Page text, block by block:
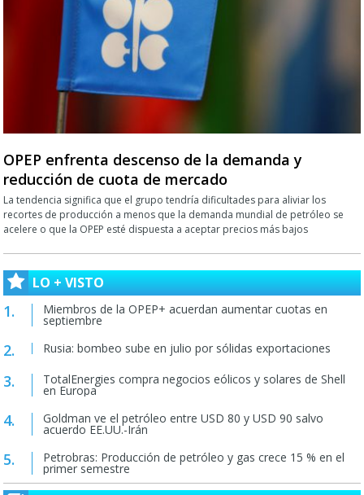
OPEP enfrenta descenso de la demanda y
reducción de cuota de mercado
La tendencia significa que el grupo tendría dificultades para aliviar los
recortes de producción a menos que la demanda mundial de petróleo se
acelere o que la OPEP esté dispuesta a aceptar precios más bajos
LO + VISTO
Miembros de la OPEP+ acuerdan aumentar cuotas en
septiembre
Rusia: bombeo sube en julio por sólidas exportaciones
TotalEnergies compra negocios eólicos y solares de Shell
en Europa
Goldman ve el petróleo entre USD 80 y USD 90 salvo
acuerdo EE.UU.-Irán
Petrobras: Producción de petróleo y gas crece 15 % en el
primer semestre